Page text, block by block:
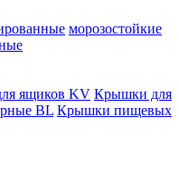
морозостойкие
ящиков KV Крышки для
BL Крышки пищевых